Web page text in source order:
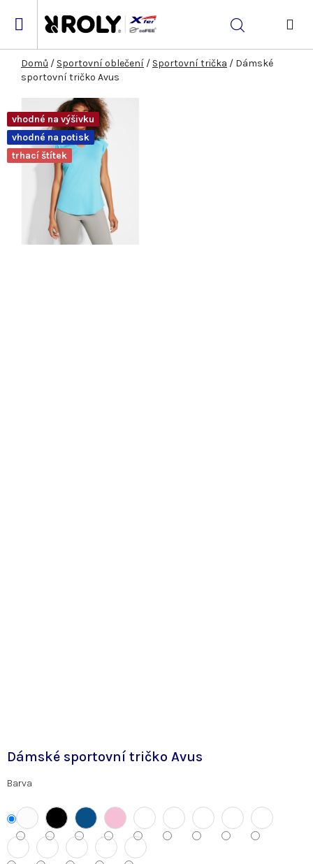
Hledat
Domů / Sportovní oblečení / Sportovní trička / Dámské
sportovní tričko Avus
Dámské sportovní tričko Avus
Barva
vhodné na výšivku
vhodné na potisk
trhací štítek